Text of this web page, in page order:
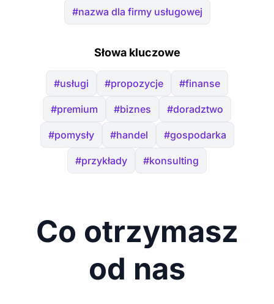
#nazwa dla firmy usługowej
Słowa kluczowe
#usługi #propozycje #finanse
#premium #biznes #doradztwo
#pomysły #handel #gospodarka
#przykłady #konsulting
Co otrzymasz
od nas